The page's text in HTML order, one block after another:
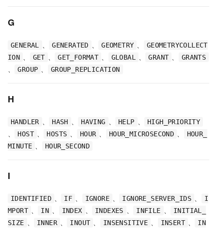
G
GENERAL GENERATED GEOMETRY
GEOMETRYCOLLECT
ION
GET GET_FORMAT GLOBAL GRANT GRANTS
GROUP GROUP_REPLICATION
H
HANDLER 、 HASH 、 HAVING 、 HELP 、 HIGH_PRIORITY
、 HOST 、 HOSTS 、 HOUR 、 HOUR_MICROSECOND 、
HOUR_
MINUTE 、 HOUR_SECOND
I
IDENTIFIED 、 IF 、 IGNORE 、 IGNORE_SERVER_IDS 、
I
MPORT 、 IN 、 INDEX 、 INDEXES 、 INFILE 、
INITIAL_
SIZE 、 INNER 、 INOUT 、 INSENSITIVE 、 INSERT 、
IN